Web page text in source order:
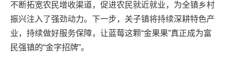
不断拓宽农民增收渠道，促进农民就近就业，为全镇乡村
振兴注入了强劲动力。下一步，关子镇将持续深耕特色产
业，持续做好服务保障，让蓝莓这颗“金果果”真正成为富
民强镇的“金字招牌”。